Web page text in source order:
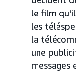
le film
les
la
une
messages